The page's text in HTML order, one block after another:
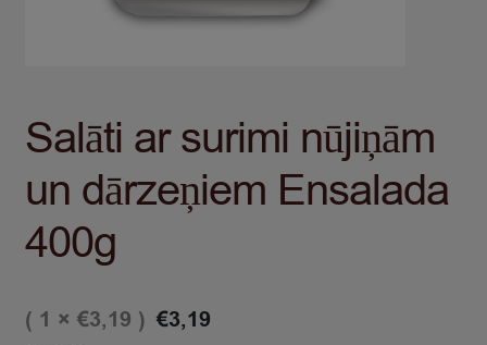
Salāti ar surimi nūjiņām
un dārzeņiem Ensalada
400g
€3,19
( 1 × €3,19 )